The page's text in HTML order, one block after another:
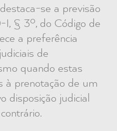
se a previsão
§ 3º, do Código de
a preferência
de
quando estas
à prenotação de um
disposição judicial